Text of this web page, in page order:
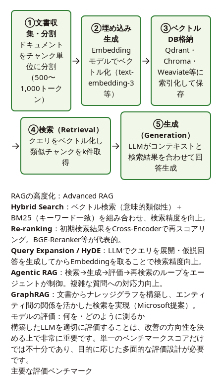
①文書収
集・分割
ドキュメント
をチャンク単
位に分割
（500〜
1,000トーク
ン）
→
②埋め込み
生成
Embedding
モデルでベク
トル化（text-
embedding-3
等）
→
③ベクトル
DB格納
Qdrant・
Chroma・
Weaviate等に
索引化して保
存
→
④検索（Retrieval）
クエリをベクトル化し
類似チャンクをk件取
得
→
⑤生成
（Generation）
LLMがコンテキストと
検索結果を合わせて回
答生成
RAGの高度化：Advanced RAG
Hybrid Search ：ベクトル検索（意味的類似性）＋
BM25（キーワード一致）を組み合わせ、検索精度を向上。
Re-ranking ：初期検索結果をCross-Encoderで再スコアリ
ング。BGE-Reranker等が代表的。
Query Expansion / HyDE ：LLMでクエリを展開・仮説回
答を生成してからEmbeddingを取ることで検索精度向上。
Agentic RAG ：検索→生成→評価→再検索のループをエー
ジェントが制御。複雑な質問への対応力向上。
GraphRAG ：文書からナレッジグラフを構築し、エンティ
ティ間の関係を活かした検索を実現（Microsoft提案）。
モデルの評価：何を・どのように測るか
構築したLLMを適切に評価することは、改善の方向性を決
める上で非常に重要です。単一のベンチマークスコアだけ
では不十分であり、目的に応じた多面的な評価設計が必要
です。
主要な評価ベンチマーク